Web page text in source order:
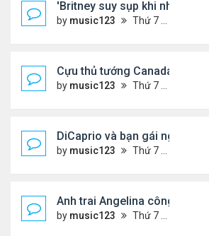
'Britney suy sụp khi nhận tin
by music123 Thứ 7 Tháng 8 08, 2026 5:58 pm
Cựu thủ tướng Canada & gf
by music123 Thứ 7 Tháng 8 08, 2026 5:54 pm
DiCaprio và bạn gái nghỉ
by music123 Thứ 7 Tháng 8 08, 2026 5:48 pm
Anh trai Angelina công khai
by music123 Thứ 7 Tháng 8 08, 2026 5:05 pm